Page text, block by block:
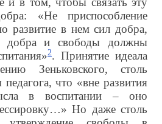
«Не приспособление
развитие в нем сил добра,
добра и свободы должны
2. Принятие идеала
Зеньковского, столь
что «вне развития
в воспитании – оно
Но даже столь